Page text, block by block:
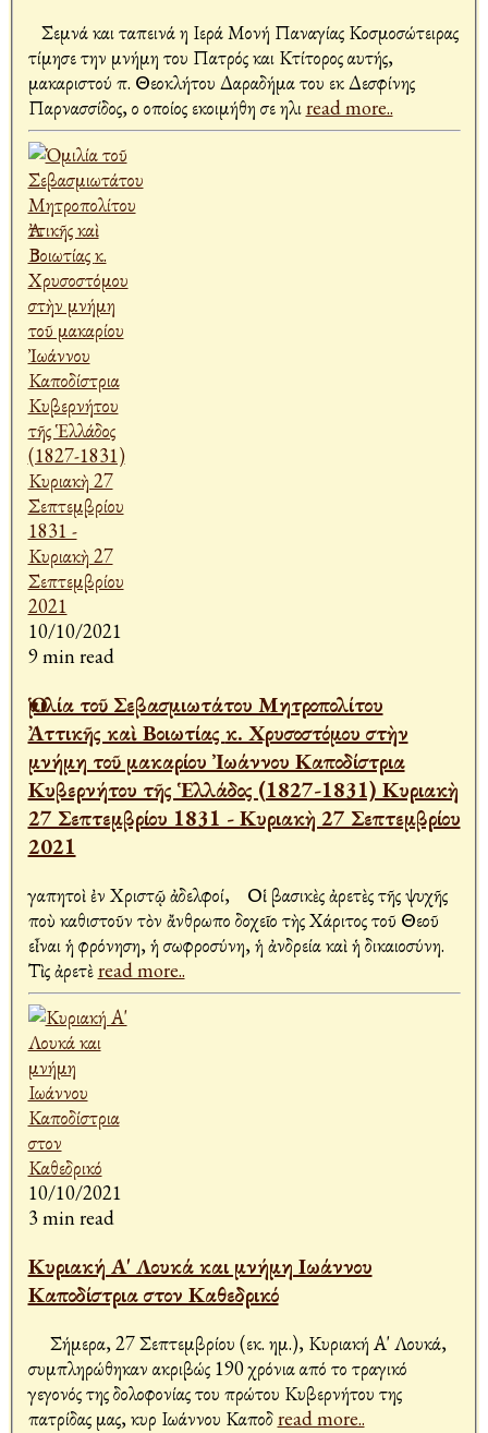
Σεμνά και ταπεινά η Ιερά Μονή Παναγίας Κοσμοσώτειρας
τίμησε την μνήμη του Πατρός και Κτίτορος αυτής,
μακαριστού π. Θεοκλήτου Δαραδήμα του εκ Δεσφίνης
Παρνασσίδος, ο οποίος εκοιμήθη σε ηλιread more..
10/10/2021
9 min read
Ὁμιλία τοῦ Σεβασμιωτάτου Μητροπολίτου
Ἀττικῆς καὶ Βοιωτίας κ. Χρυσοστόμου στὴν
μνήμη τοῦ μακαρίου Ἰωάννου Καποδίστρια
Κυβερνήτου τῆς Ἑλλάδος (1827-1831) Κυριακὴ
27 Σεπτεμβρίου 1831 - Κυριακὴ 27 Σεπτεμβρίου
2021
Ἀγαπητοὶ ἐν Χριστῷ ἀδελφοί, Οἱ βασικὲς ἀρετὲς τῆς ψυχῆς
ποὺ καθιστοῦν τὸν ἄνθρωπο δοχεῖο τὴς Χάριτος τοῦ Θεοῦ
εἶναι ἡ φρόνηση, ἡ σωφροσύνη, ἡ ἀνδρεία καὶ ἡ δικαιοσύνη.
Τὶς ἀρετὲread more..
10/10/2021
3 min read
Κυριακή Α' Λουκά και μνήμη Ιωάννου
Καποδίστρια στον Καθεδρικό
Σήμερα, 27 Σεπτεμβρίου (εκ. ημ.), Κυριακή Α' Λουκά,
συμπληρώθηκαν ακριβώς 190 χρόνια από το τραγικό
γεγονός της δολοφονίας του πρώτου Κυβερνήτου της
πατρίδας μας, κυρ Ιωάννου Καποδread more..